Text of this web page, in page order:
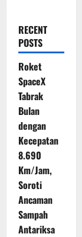
RECENT
POSTS
Roket
SpaceX
Tabrak
Bulan
dengan
Kecepatan
8.690
Km/Jam,
Soroti
Ancaman
Sampah
Antariksa